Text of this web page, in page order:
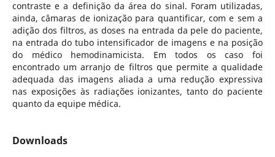
contraste e a definição da área do sinal. Foram utilizadas,
ainda, câmaras de ionização para quantificar, com e sem a
adição dos filtros, as doses na entrada da pele do paciente,
na entrada do tubo intensificador de imagens e na posição
do médico hemodinamicista. Em todos os caso foi
encontrado um arranjo de filtros que permite a qualidade
adequada das imagens aliada a uma redução expressiva
nas exposições às radiações ionizantes, tanto do paciente
quanto da equipe médica.
Downloads